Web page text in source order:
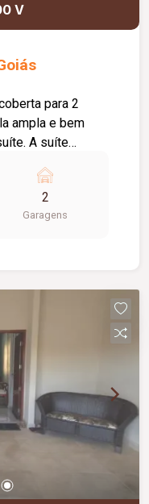
V
ampla e bem
A suíte
e iluminação
com bancada da
de serviço
do imóvel.
2
Garagens